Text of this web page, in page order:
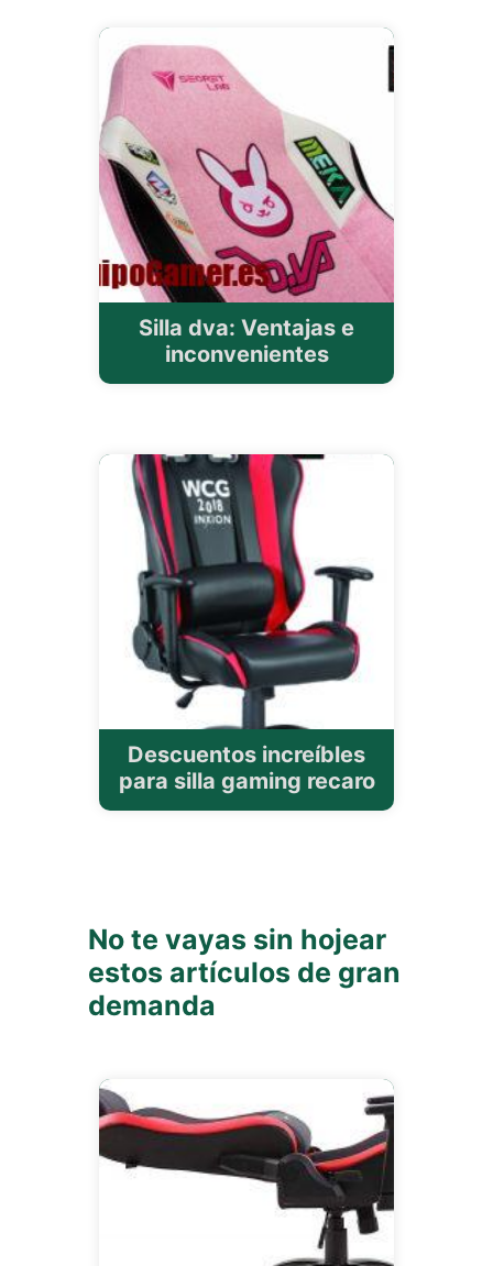
Silla dva: Ventajas e
inconvenientes
Descuentos increíbles
para silla gaming recaro
No te vayas sin hojear
estos artículos de gran
demanda